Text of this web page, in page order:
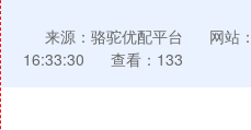
来源：骆驼优配平台 网站
16:33:30
查看：133